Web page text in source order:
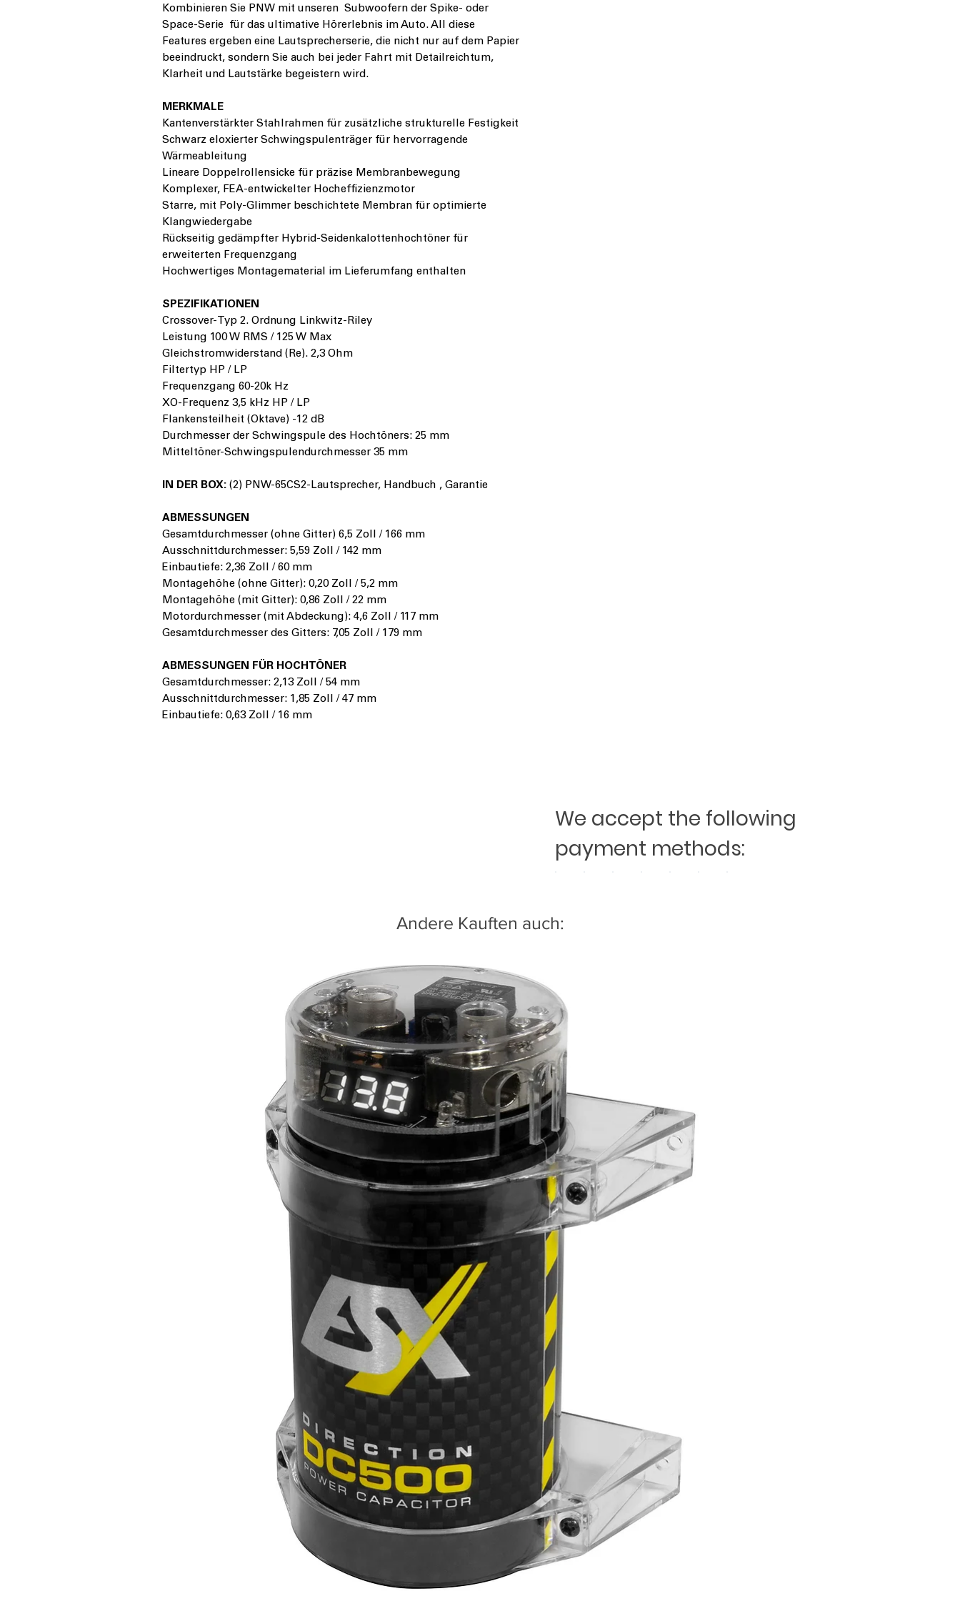
Kombinieren Sie PNW mit unseren Subwoofern der Spike- oder
Space-Serie für das ultimative Hörerlebnis im Auto. All diese
Features ergeben eine Lautsprecherserie, die nicht nur auf dem Papier
beeindruckt, sondern Sie auch bei jeder Fahrt mit Detailreichtum,
Klarheit und Lautstärke begeistern wird.
MERKMALE
Kantenverstärkter Stahlrahmen für zusätzliche strukturelle Festigkeit
Schwarz eloxierter Schwingspulenträger für hervorragende
Wärmeableitung
Lineare Doppelrollensicke für präzise Membranbewegung
Komplexer, FEA-entwickelter Hocheffizienzmotor
Starre, mit Poly-Glimmer beschichtete Membran für optimierte
Klangwiedergabe
Rückseitig gedämpfter Hybrid-Seidenkalottenhochtöner für
erweiterten Frequenzgang
Hochwertiges Montagematerial im Lieferumfang enthalten
SPEZIFIKATIONEN
Crossover-Typ 2. Ordnung Linkwitz-Riley
Leistung 100 W RMS / 125 W Max
Gleichstromwiderstand (Re). 2,3 Ohm
Filtertyp HP / LP
Frequenzgang 60-20k Hz
XO-Frequenz 3,5 kHz HP / LP
Flankensteilheit (Oktave) -12 dB
Durchmesser der Schwingspule des Hochtöners: 25 mm
Mitteltöner-Schwingspulendurchmesser 35 mm
IN DER BOX: (2) PNW-65CS2-Lautsprecher, Handbuch , Garantie
ABMESSUNGEN
Gesamtdurchmesser (ohne Gitter) 6,5 Zoll / 166 mm
Ausschnittdurchmesser: 5,59 Zoll / 142 mm
Einbautiefe: 2,36 Zoll / 60 mm
Montagehöhe (ohne Gitter): 0,20 Zoll / 5,2 mm
Montagehöhe (mit Gitter): 0,86 Zoll / 22 mm
Motordurchmesser (mit Abdeckung): 4,6 Zoll / 117 mm
Gesamtdurchmesser des Gitters: 7,05 Zoll / 179 mm
ABMESSUNGEN FÜR HOCHTÖNER
Gesamtdurchmesser: 2,13 Zoll / 54 mm
Ausschnittdurchmesser: 1,85 Zoll / 47 mm
Einbautiefe: 0,63 Zoll / 16 mm
We accept the following
payment methods:
Andere Kauften auch: